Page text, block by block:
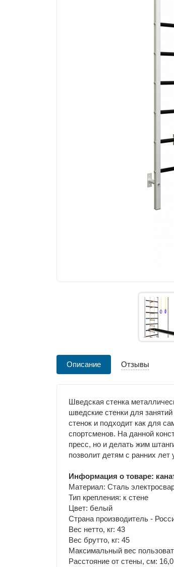
Описание Отзывы
Шведская стенка
шведские стенки для
стенок и подходит как для
спортсменов. На данной
пресс, но и делать жим
позволит детям с ранних
Информация о товаре:
Материал: Сталь
Тип крепления: к стене
Цвет: белый
Страна производитель -
Вес нетто, кг: 43
Вес брутто, кг: 45
Максимальный вес
Расстояние от стены, см: 16,0